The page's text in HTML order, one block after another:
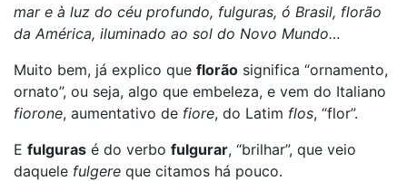
mar e à luz do céu profundo, fulguras, ó Brasil, florão
da América, iluminado ao sol do Novo Mundo…
Muito bem, já explico que florão significa “ornamento,
ornato”, ou seja, algo que embeleza, e vem do Italiano
fiorone, aumentativo de fiore, do Latim flos, “flor”.
E fulguras é do verbo fulgurar, “brilhar”, que veio
daquele fulgere que citamos há pouco.